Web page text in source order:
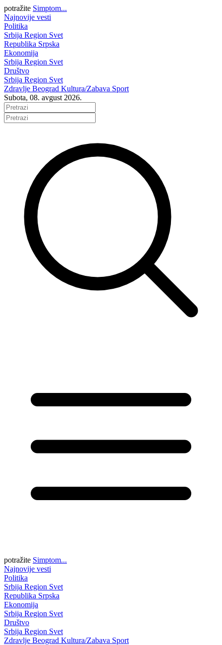
potražite Simptom...
Najnovije vesti
Politika
Srbija Region Svet
Republika Srpska
Ekonomija
Srbija Region Svet
Društvo
Srbija Region Svet
Zdravlje Beograd Kultura/Zabava Sport
Subota, 08. avgust 2026.
potražite Simptom...
Najnovije vesti
Politika
Srbija Region Svet
Republika Srpska
Ekonomija
Srbija Region Svet
Društvo
Srbija Region Svet
Zdravlje Beograd Kultura/Zabava Sport